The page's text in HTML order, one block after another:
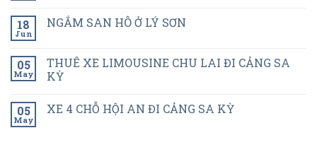
18
Jun
NGẮM SAN HÔ Ở LÝ SƠN
05
May
THUÊ XE LIMOUSINE CHU LAI ĐI CẢNG SA
KỲ
05
May
XE 4 CHỖ HỘI AN ĐI CẢNG SA KỲ